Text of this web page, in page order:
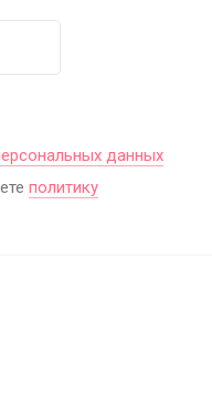
данных
политику